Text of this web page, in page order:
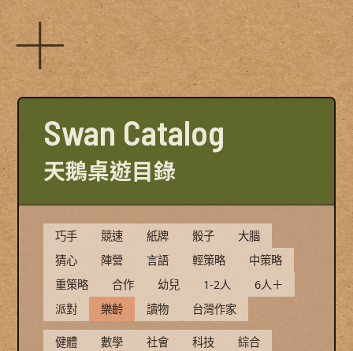
Swan Catalog
天鵝桌遊目錄
巧手 競速 紙牌 骰子
大腦
猜心
陣營 言語 輕策略
中策略
重策略
合作 幼兒 1-2人
6人＋
派對
樂齡 讀物 台灣作家
健體 數學 社會 科技
綜合